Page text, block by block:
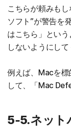
こちらが頼みも
ソフト”が警告を
はこちら」とい
しないようにして
例えば、Macを標
して、「Mac
5-5.ネット